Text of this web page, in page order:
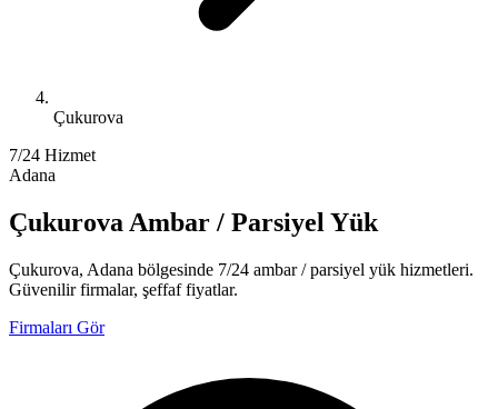
Çukurova
7/24 Hizmet
Adana
Çukurova Ambar / Parsiyel Yük
Çukurova, Adana bölgesinde 7/24 ambar / parsiyel yük hizmetleri.
Güvenilir firmalar, şeffaf fiyatlar.
Firmaları Gör